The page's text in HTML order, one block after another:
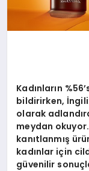
Kadınların %56’
bildirirken,
olarak
meydan
kanıtlanmış
kadınlar için
güvenilir